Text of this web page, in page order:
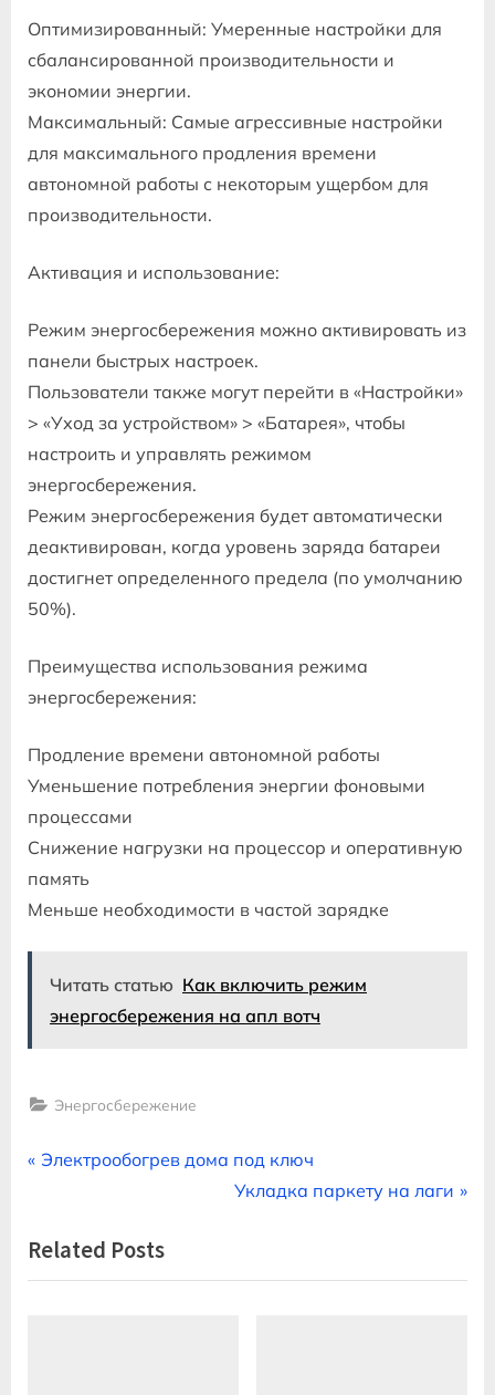
Оптимизированный: Умеренные настройки для
сбалансированной производительности и
экономии энергии.
Максимальный: Самые агрессивные настройки
для максимального продления времени
автономной работы с некоторым ущербом для
производительности.
Активация и использование:
Режим энергосбережения можно активировать из
панели быстрых настроек.
Пользователи также могут перейти в «Настройки»
> «Уход за устройством» > «Батарея», чтобы
настроить и управлять режимом
энергосбережения.
Режим энергосбережения будет автоматически
деактивирован, когда уровень заряда батареи
достигнет определенного предела (по умолчанию
50%).
Преимущества использования режима
энергосбережения:
Продление времени автономной работы
Уменьшение потребления энергии фоновыми
процессами
Снижение нагрузки на процессор и оперативную
память
Меньше необходимости в частой зарядке
Читать статью Как включить режим
энергосбережения на апл вотч
Энергосбережение
Навигация
записям
P
v
i
Электрообогрев дома под ключ
N
t
Укладка паркету на лаги
Related Posts